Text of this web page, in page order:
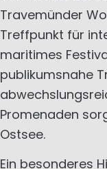
Travemünder
Treffpunkt für
maritimes
publikumsnahe
Promenaden
Ostsee.
Ein besonderes